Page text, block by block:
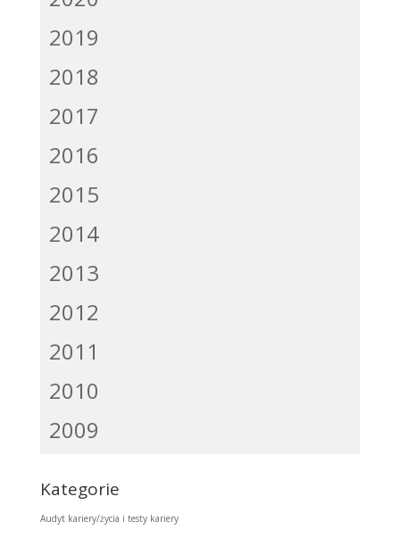
2019
2018
2017
2016
2015
2014
2013
2012
2011
2010
2009
Kategorie
Audyt kariery/życia i testy kariery